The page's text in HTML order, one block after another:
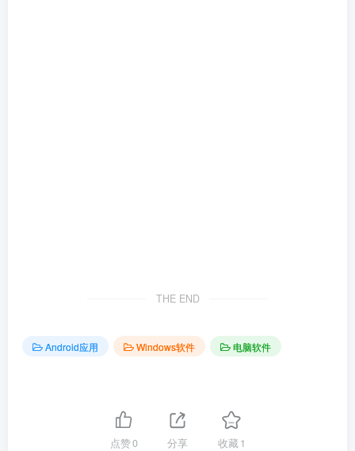
THE END
Android应用 Windows软件 电脑软件
点赞0 分享 收藏1